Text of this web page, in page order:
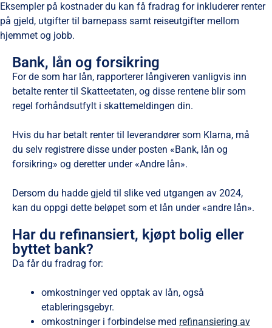
Eksempler på kostnader du kan få fradrag for inkluderer renter
på gjeld, utgifter til barnepass samt reiseutgifter mellom
hjemmet og jobb.
Bank, lån og forsikring
For de som har lån, rapporterer långiveren vanligvis inn
betalte renter til Skatteetaten, og disse rentene blir som
regel forhåndsutfylt i skattemeldingen din.
Hvis du har betalt renter til leverandører som Klarna, må
du selv registrere disse under posten «Bank, lån og
forsikring» og deretter under «Andre lån».
Dersom du hadde gjeld til slike ved utgangen av 2024,
kan du oppgi dette beløpet som et lån under «andre lån».
Har du refinansiert, kjøpt bolig eller
byttet bank?
Da får du fradrag for:
omkostninger ved opptak av lån, også
etableringsgebyr.
omkostninger i forbindelse med refinansiering av